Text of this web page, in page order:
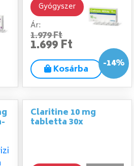
Gyógyszer
Ár:
1.979 Ft
1.699 Ft
Kosárba -14%
Claritine 10 mg
tabletta 30x